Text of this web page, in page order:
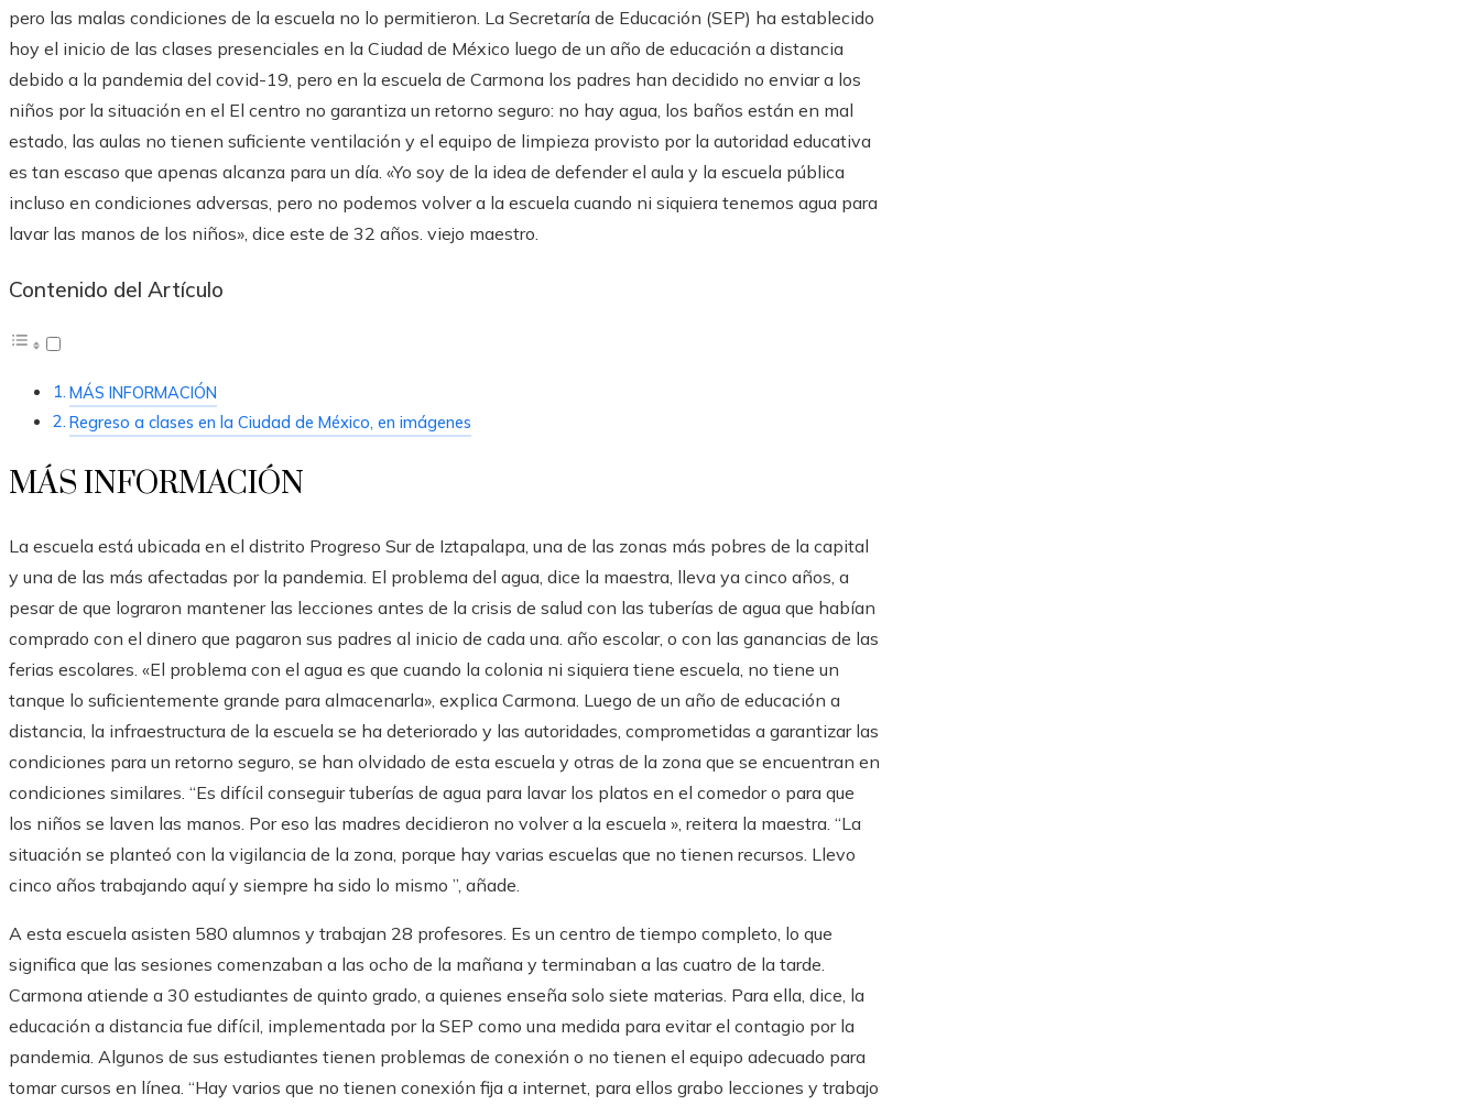
pero las malas condiciones de la escuela no lo permitieron. La Secretaría de Educación (SEP) ha establecido
hoy el inicio de las clases presenciales en la Ciudad de México luego de un año de educación a distancia
debido a la pandemia del covid-19, pero en la escuela de Carmona los padres han decidido no enviar a los
niños por la situación en el El centro no garantiza un retorno seguro: no hay agua, los baños están en mal
estado, las aulas no tienen suficiente ventilación y el equipo de limpieza provisto por la autoridad educativa
es tan escaso que apenas alcanza para un día. «Yo soy de la idea de defender el aula y la escuela pública
incluso en condiciones adversas, pero no podemos volver a la escuela cuando ni siquiera tenemos agua para
lavar las manos de los niños», dice este de 32 años. viejo maestro.
Contenido del Artículo
MÁS INFORMACIÓN
Regreso a clases en la Ciudad de México, en imágenes
MÁS INFORMACIÓN
La escuela está ubicada en el distrito Progreso Sur de Iztapalapa, una de las zonas más pobres de la capital
y una de las más afectadas por la pandemia. El problema del agua, dice la maestra, lleva ya cinco años, a
pesar de que lograron mantener las lecciones antes de la crisis de salud con las tuberías de agua que habían
comprado con el dinero que pagaron sus padres al inicio de cada una. año escolar, o con las ganancias de las
ferias escolares. «El problema con el agua es que cuando la colonia ni siquiera tiene escuela, no tiene un
tanque lo suficientemente grande para almacenarla», explica Carmona. Luego de un año de educación a
distancia, la infraestructura de la escuela se ha deteriorado y las autoridades, comprometidas a garantizar las
condiciones para un retorno seguro, se han olvidado de esta escuela y otras de la zona que se encuentran en
condiciones similares. “Es difícil conseguir tuberías de agua para lavar los platos en el comedor o para que
los niños se laven las manos. Por eso las madres decidieron no volver a la escuela », reitera la maestra. “La
situación se planteó con la vigilancia de la zona, porque hay varias escuelas que no tienen recursos. Llevo
cinco años trabajando aquí y siempre ha sido lo mismo ”, añade.
A esta escuela asisten 580 alumnos y trabajan 28 profesores. Es un centro de tiempo completo, lo que
significa que las sesiones comenzaban a las ocho de la mañana y terminaban a las cuatro de la tarde.
Carmona atiende a 30 estudiantes de quinto grado, a quienes enseña solo siete materias. Para ella, dice, la
educación a distancia fue difícil, implementada por la SEP como una medida para evitar el contagio por la
pandemia. Algunos de sus estudiantes tienen problemas de conexión o no tienen el equipo adecuado para
tomar cursos en línea. “Hay varios que no tienen conexión fija a internet, para ellos grabo lecciones y trabajo